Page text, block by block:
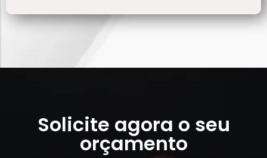
Solicite agora o seu
orçamento